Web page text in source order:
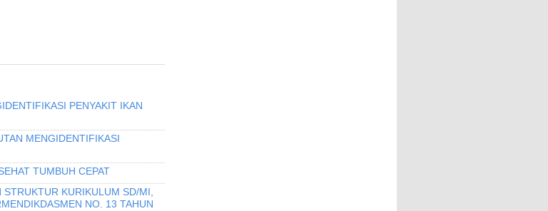
PENYAKIT IKAN
MENGIDENTIFIKASI
TUMBUH CEPAT
KURIKULUM SD/MI,
NO. 13 TAHUN